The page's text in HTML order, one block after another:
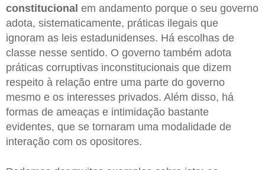
constitucional em andamento porque o seu governo
adota, sistematicamente, práticas ilegais que
ignoram as leis estadunidenses. Há escolhas de
classe nesse sentido. O governo também adota
práticas corruptivas inconstitucionais que dizem
respeito à relação entre uma parte do governo
mesmo e os interesses privados. Além disso, há
formas de ameaças e intimidação bastante
evidentes, que se tornaram uma modalidade de
interação com os opositores.